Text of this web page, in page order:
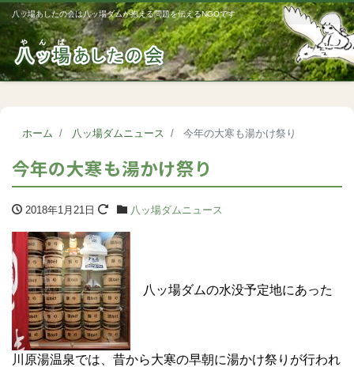
八ッ場あしたの会は八ッ場ダムが抱える問題を伝えるNGOです
ホーム 八ッ場ダムニュース 今年の大寒も湯かけ祭り
今年の大寒も湯かけ祭り
2018年1月21日 八ッ場ダムニュース
八ッ場ダムの水没予定地にあった
川原湯温泉では、昔から大寒の早朝に湯かけ祭りが行われ